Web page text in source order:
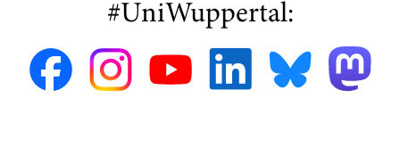
#UniWuppertal: